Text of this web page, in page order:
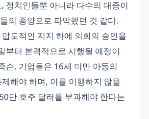
정치인들뿐 아니라 다수의 대중이
의 종양으로 파악했던 것 같다.
압도적인 지지 하에 의회의 승인을
부터 본격적으로 시행될 예정이
슨, 기업들은 16세 미만 아동의
제해야 하며, 이를 이행하지 않을
만 호주 달러를 부과해야 한다는